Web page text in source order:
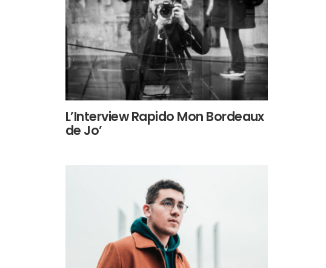
L’Interview Rapido Mon Bordeaux
de Jo’